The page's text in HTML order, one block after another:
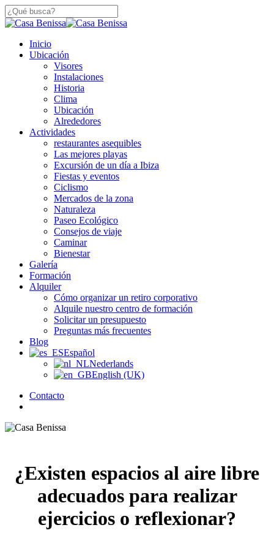
Saltar
a
principal
Cerca
Búsqueda
búsqueda
Menú
Inicio
Ubicación
Visores
Instalaciones
Historia
Clima
Ubicación
Alrededores
Actividades
restaurantes asequibles
Las mejores playas
Excursión de un día a Ibiza
Fiestas y eventos
Ciclismo
Mercados de la zona
Naturaleza
Paseo Ecológico
Consejos de viaje
Caminar
Bienestar
Galería
Formación
Alquiler
Cómo organizar un retiro corporativo
Alquile nuestro centro de formación
Solicitar un presupuesto
Preguntas más frecuentes
Blog
Español
Nederlands
English (UK)
Contacto
¿Existen espacios al aire libre
adecuados para realizar
ejercicios o reflexionar?